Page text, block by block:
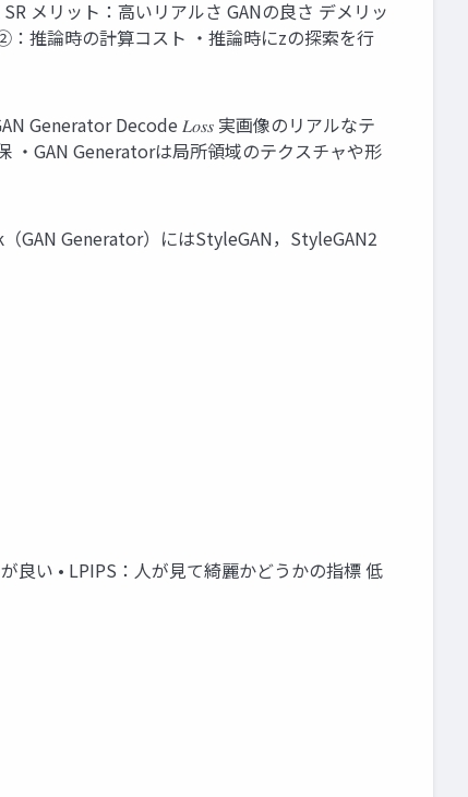
メリット：高いリアルさ GANの良さ デメリッ
推論時の計算コスト ・推論時にzの探索を行
Generator Decode 𝐿𝑜𝑠𝑠 実画像のリアルなテ
・GAN Generatorは局所領域のテクスチャや形
GAN Generator）にはStyleGAN，StyleGAN2
良い • LPIPS：人が見て綺麗かどうかの指標 低